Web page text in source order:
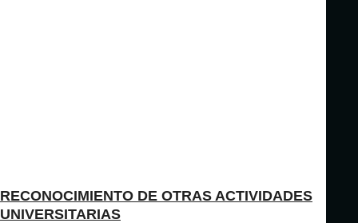
RECONOCIMIENTO DE OTRAS ACTIVIDADES
UNIVERSITARIAS